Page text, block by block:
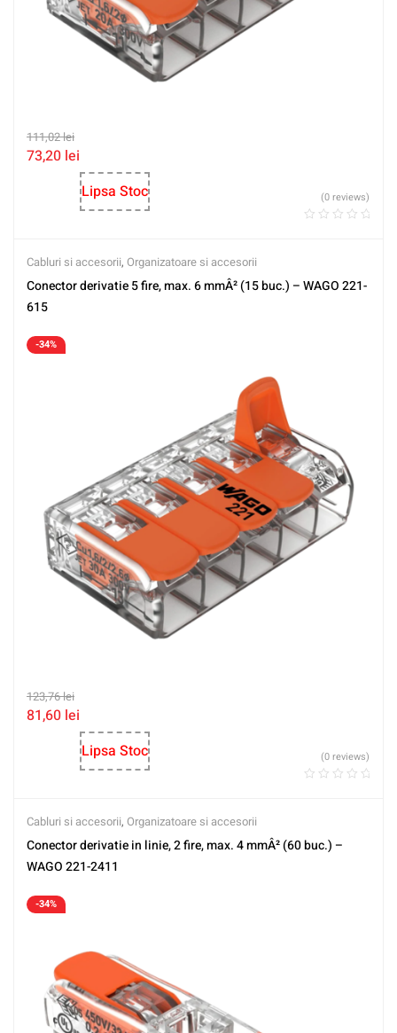
111,02lei
73,20 lei
Lipsa Stoc
(0 reviews)
Cabluri si accesorii, Organizatoare si accesorii
Conector derivatie 5 fire, max. 6 mmÂ² (15 buc.) – WAGO 221-
615
-34%
123,76lei
81,60 lei
Lipsa Stoc
(0 reviews)
Cabluri si accesorii, Organizatoare si accesorii
Conector derivatie in linie, 2 fire, max. 4 mmÂ² (60 buc.) –
WAGO 221-2411
-34%